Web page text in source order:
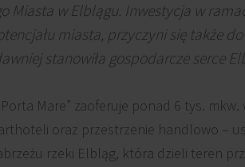
Miasta w Elblągu. Inwestycja w
miasta, przyczyni się także
stanowiła gospodarcze serce
Mare” zaoferuje ponad 6 tys.
oraz przestrzenie handlowo –
rzeki Elbląg, która dzieli teren